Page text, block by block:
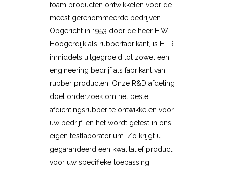
foam producten ontwikkelen voor de
meest gerenommeerde bedrijven.
Opgericht in 1953 door de heer H.W.
Hoogerdijk als rubberfabrikant, is HTR
inmiddels uitgegroeid tot zowel een
engineering bedrijf als fabrikant van
rubber producten. Onze R&D afdeling
doet onderzoek om het beste
afdichtingsrubber te ontwikkelen voor
uw bedrijf, en het wordt getest in ons
eigen testlaboratorium. Zo krijgt u
gegarandeerd een kwalitatief product
voor uw specifieke toepassing.